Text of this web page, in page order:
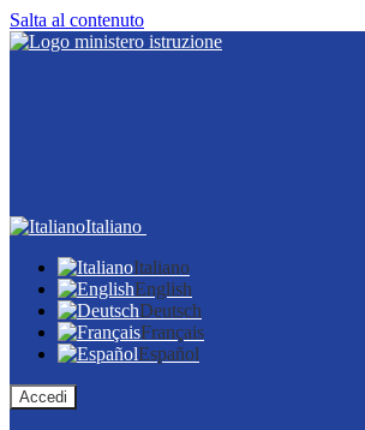
Salta al contenuto
Italiano
Italiano
English
Deutsch
Français
Español
Accedi